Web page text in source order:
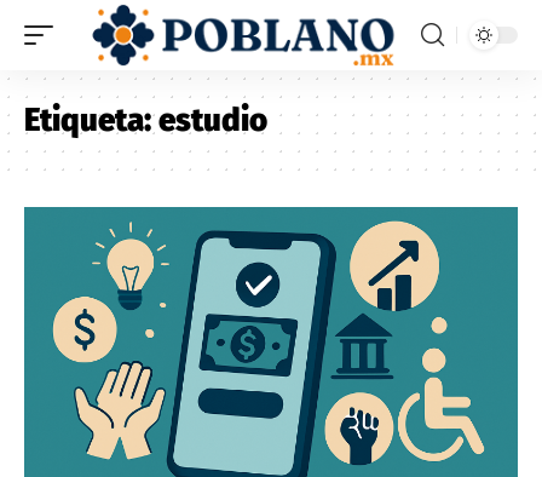
Etiqueta:estudio